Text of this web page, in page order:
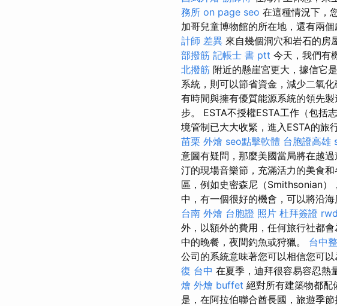
務所 on page seo 在這種情況下，
加哥兒童博物館的所在地，還有兩
計師 差異 來自幾個洞穴和岩石的房
部撥筋 記帳士 書 ptt 今天，我們有
北撥筋 附近的懸崖宮更大，據信它
系統，則可以節省資金，減少二氧
有時間與擁有優質能源系統的領先
步。 ESTA不授權ESTA工作（包括
境管制已大大收緊，進入ESTA的旅
苗栗 外燴 seo點擊軟體 台胞證高雄
意圖有疑問，那麼美國當局將在越
汀的現場音樂節，充滿活力的美食
區，例如史密森尼（Smithsonian）
中，有一個很好的機會，可以將沿
台南 外燴 台胞證 照片 杜拜簽證 rwd
外，以額外的費用，任何旅行社都
中的晚餐，夜間釣魚或狩獵。 台中
公司的系統意味著您可以相信您可
復 台中 在夏季，迪拜很容易容忍熱
燴 外燴 buffet 絕對所有建築物都配
是，在阿拉伯聯合酋長國，旅遊季